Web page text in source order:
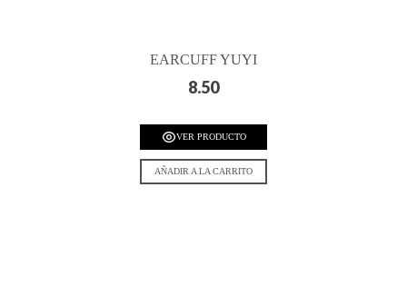
EARCUFF YUYI
8.50
VER PRODUCTO
AÑADIR A LA CARRITO